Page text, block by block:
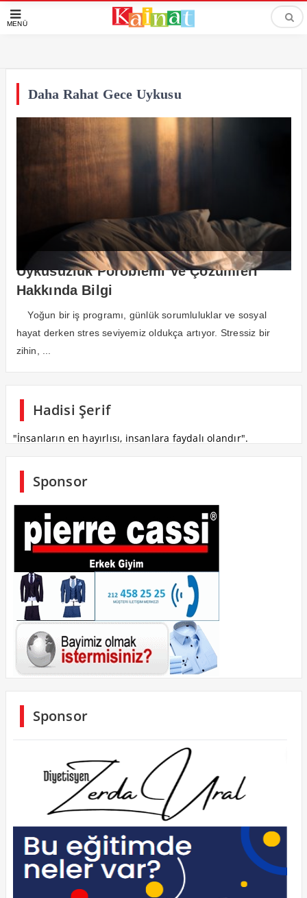
MENÜ
Daha Rahat Gece Uykusu
Uykusuzluk Poroblemi Ve Çözümleri
Hakkında Bilgi
Yoğun bir iş programı, günlük sorumluluklar ve sosyal
hayat derken stres seviyemiz oldukça artıyor. Stressiz bir
zihin, ...
Hadisi Şerif
"İnsanların en hayırlısı, insanlara faydalı olandır".
Sponsor
Sponsor